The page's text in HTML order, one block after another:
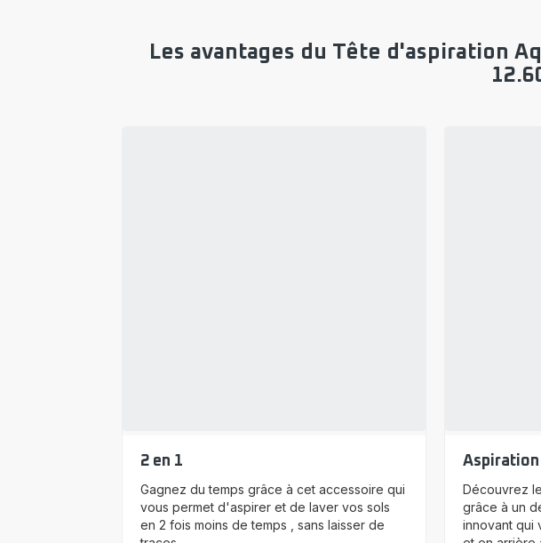
Les avantages du Tête d'aspiration
2 en 1
Gagnez du temps grâce à cet accessoire qui
vous permet d'aspirer et de laver vos sols
en 2 fois moins de temps , sans laisser de
Découvrez
grâce à un
innovant qui